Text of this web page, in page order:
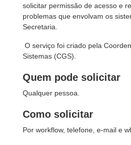
solicitar permissão de acesso e
problemas que envolvam os
Secretaria.
O serviço foi criado pela
Sistemas (CGS).
Quem pode solicitar
Qualquer pessoa.
Como solicitar
Por workflow, telefone, e-mail e